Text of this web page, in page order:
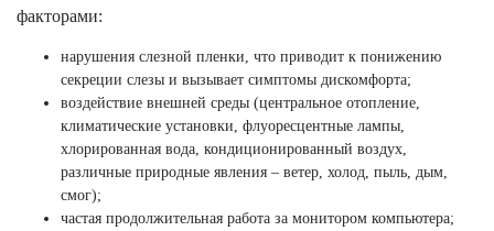
факторами:
нарушения слезной пленки, что приводит к понижению
секреции слезы и вызывает симптомы дискомфорта;
воздействие внешней среды (центральное отопление,
климатические установки, флуоресцентные лампы,
хлорированная вода, кондиционированный воздух,
различные природные явления – ветер, холод, пыль, дым,
смог);
частая продолжительная работа за монитором компьютера;